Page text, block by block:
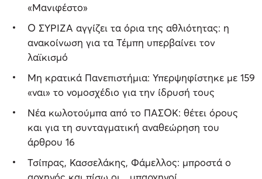
«Μανιφέστο»
Ο ΣΥΡΙΖΑ αγγίζει τα όρια της αθλιότητας: η
ανακοίνωση για τα Τέμπη υπερβαίνει τον
λαϊκισμό
Μη κρατικά Πανεπιστήμια: Υπερψηφίστηκε με 159
«ναι» το νομοσχέδιο για την ίδρυσή τους
Νέα κωλοτούμπα από το ΠΑΣΟΚ: θέτει όρους
και για τη συνταγματική αναθεώρηση του
άρθρου 16
Τσίπρας, Κασσελάκης, Φάμελλος: μπροστά ο